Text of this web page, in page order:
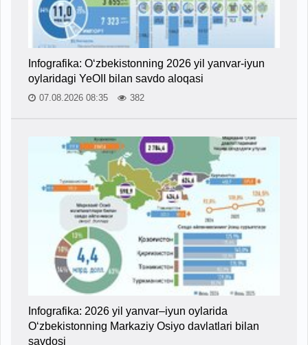
Infografika: O‘zbekistonning 2026 yil yanvar-iyun
oylaridagi YeOII bilan savdo aloqasi
07.08.2026 08:35 382
Infografika: 2026 yil yanvar–iyun oylarida
O‘zbekistonning Markaziy Osiyo davlatlari bilan
savdosi